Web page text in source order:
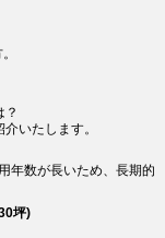
いたします。
年数が長いため、長期的
坪)